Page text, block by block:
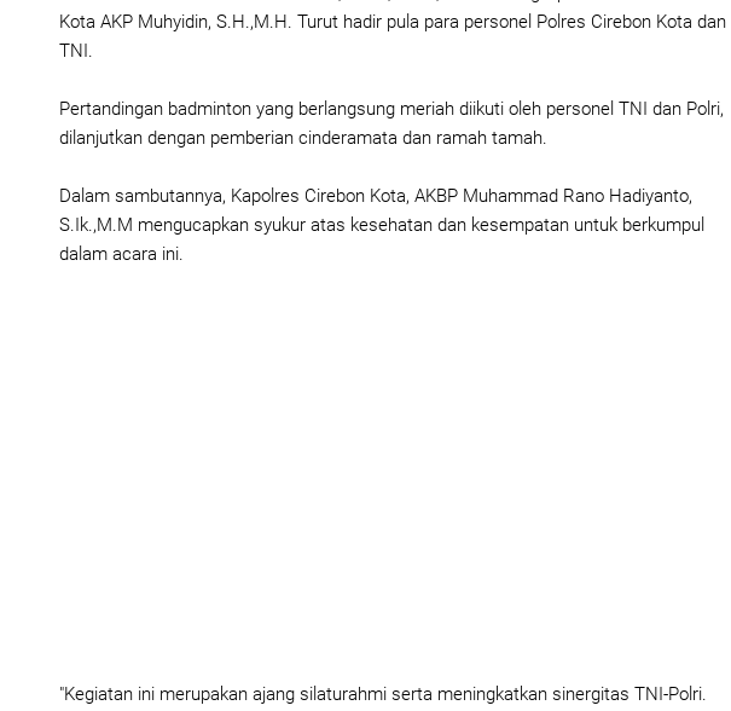
Kota AKP Muhyidin, S.H.,M.H. Turut hadir pula para personel Polres Cirebon Kota dan
TNI.
Pertandingan badminton yang berlangsung meriah diikuti oleh personel TNI dan Polri,
dilanjutkan dengan pemberian cinderamata dan ramah tamah.
Dalam sambutannya, Kapolres Cirebon Kota, AKBP Muhammad Rano Hadiyanto,
S.Ik.,M.M mengucapkan syukur atas kesehatan dan kesempatan untuk berkumpul
dalam acara ini.
"Kegiatan ini merupakan ajang silaturahmi serta meningkatkan sinergitas TNI-Polri.